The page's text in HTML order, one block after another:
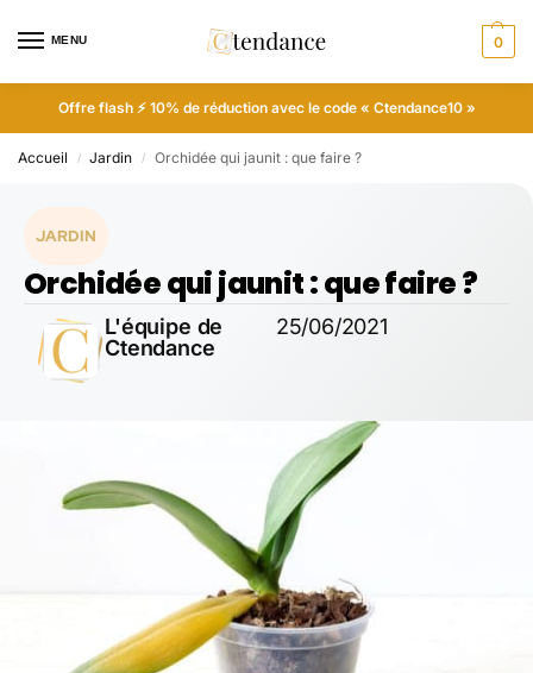
MENU 0
Offre flash ⚡ 10% de réduction avec le code « Ctendance10 »
Accueil / Jardin / Orchidée qui jaunit : que faire ?
JARDIN
Orchidée qui jaunit : que faire ?
L'équipe de
Ctendance
25/06/2021